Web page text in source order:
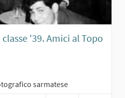
'39. Amici al Topo
sarmatese